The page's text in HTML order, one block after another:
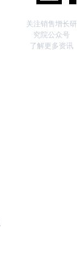
关注销售增长研
究院公众号
了解更多资讯